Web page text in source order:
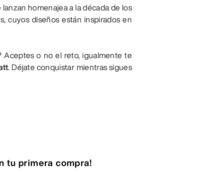
homenajea a la década de los
cuyos diseños están inspirados en
Aceptes o no el reto, igualmente te
. Déjate conquistar mientras sigues
tu primera compra!